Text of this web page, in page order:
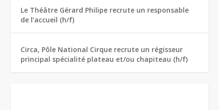
Le Théâtre Gérard Philipe recrute un responsable
de l’accueil (h/f)
Circa, Pôle National Cirque recrute un régisseur
principal spécialité plateau et/ou chapiteau (h/f)